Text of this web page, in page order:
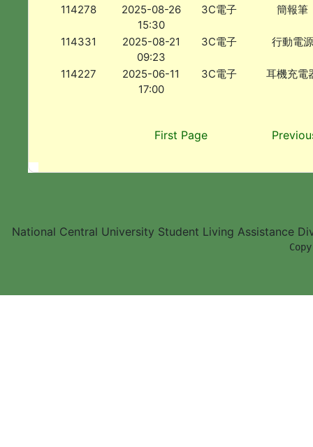
114278
2025-08-26
15:30
3C電子 簡報筆
114331
2025-08-21
09:23
3C電子 行動電源
114227
2025-06-11
17:00
3C電子 耳機充電
First Page
National Central University Student Living Assistance